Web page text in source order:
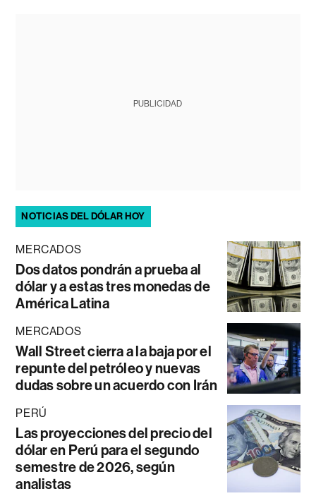
PUBLICIDAD
NOTICIAS DEL DÓLAR HOY
MERCADOS
Dos datos pondrán a prueba al
dólar y a estas tres monedas de
América Latina
MERCADOS
Wall Street cierra a la baja por el
repunte del petróleo y nuevas
dudas sobre un acuerdo con Irán
PERÚ
Las proyecciones del precio del
dólar en Perú para el segundo
semestre de 2026, según
analistas